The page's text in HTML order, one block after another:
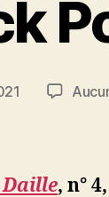
r
S
N
b
, n°